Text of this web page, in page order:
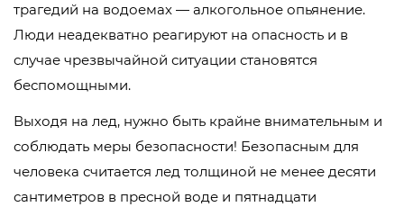
трагедий на водоемах — алкогольное опьянение.
Люди неадекватно реагируют на опасность и в
случае чрезвычайной ситуации становятся
беспомощными.
Выходя на лед, нужно быть крайне внимательным и
соблюдать меры безопасности! Безопасным для
человека считается лед толщиной не менее десяти
сантиметров в пресной воде и пятнадцати